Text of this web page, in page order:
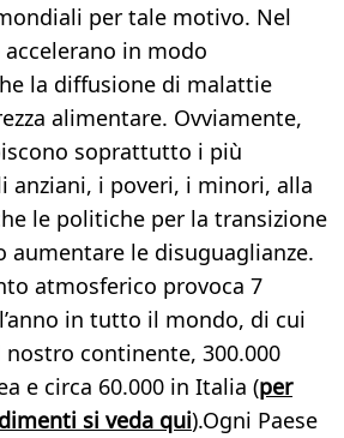
per tale motivo. Nel
in modo
la diffusione di malattie
alimentare. Ovviamente,
soprattutto i più
anziani, i poveri, i minori, alla
le politiche per la transizione
aumentare le disuguaglianze.
atmosferico provoca 7
in tutto il mondo, di cui
continente, 300.000
e circa 60.000 in Italia (per
si veda qui).Ogni Paese